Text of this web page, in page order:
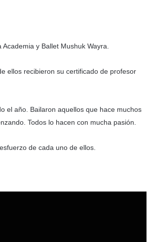
y Ballet Mushuk Wayra.
ellos recibieron su certificado de profesor
el año. Bailaron aquellos que hace muchos
Todos lo hacen con mucha pasión.
de cada uno de ellos.